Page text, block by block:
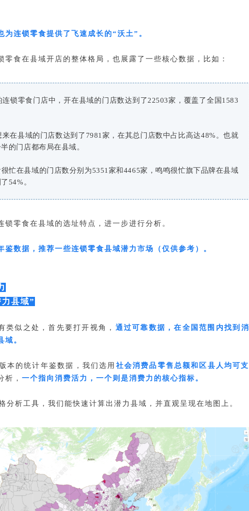
为连锁零食提供了飞速成长的“沃土”。
零食在县域开店的整体格局，也展露了一些核心数据，比如：
连锁零食门店中，开在县域的门店数达到了22503家，覆盖了全国1583
在县域的门店数达到了7981家，在其总门店数中占比高达48%。也就
的门店都布局在县域。
忙在县域的门店数分别为5351家和4465家，鸣鸣很忙旗下品牌在县域
54%。
锁零食在县域的选址特点，进一步进行分析。
鉴数据，推荐一些连锁零食县域潜力市场（仅供参考）。
县域”
类似之处，首先要打开视角， 通过可靠数据，在全国范围内找到消
域。
本的统计年鉴数据，我们选用 社会消费品零售总额和区县人均可支
析， 一个指向消费活力，一个则是消费力的核心指标。
分析工具，我们能快速计算出潜力县域，并直观呈现在地图上。